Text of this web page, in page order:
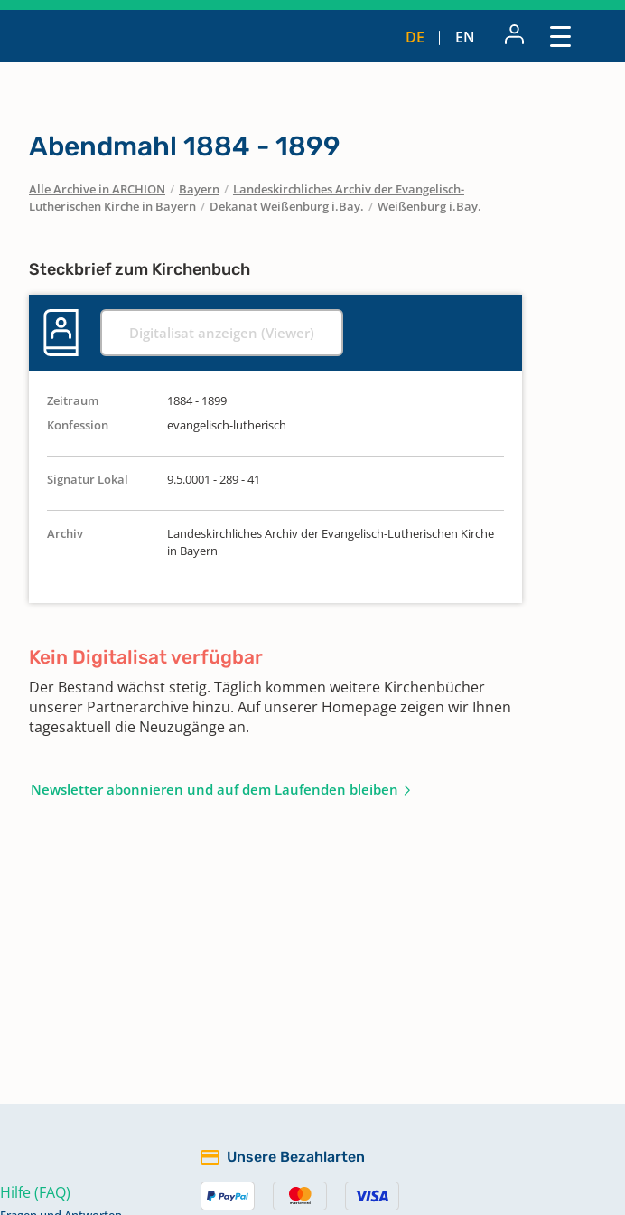
DE EN
Abendmahl 1884 - 1899
Alle Archive in ARCHION / Bayern / Landeskirchliches Archiv der Evangelisch-
Lutherischen Kirche in Bayern / Dekanat Weißenburg i.Bay. / Weißenburg i.Bay.
Steckbrief zum Kirchenbuch
Digitalisat anzeigen (Viewer)
Zeitraum
1884 - 1899
Konfession
evangelisch-lutherisch
Signatur Lokal 9.5.0001 - 289 - 41
Archiv
Landeskirchliches Archiv der Evangelisch-Lutherischen Kirche
in Bayern
Kein Digitalisat verfügbar
Der Bestand wächst stetig. Täglich kommen weitere Kirchenbücher
unserer Partnerarchive hinzu. Auf unserer Homepage zeigen wir Ihnen
tagesaktuell die Neuzugänge an.
Newsletter abonnieren und auf dem Laufenden bleiben
Hilfe (FAQ)
Unsere Bezahlarten